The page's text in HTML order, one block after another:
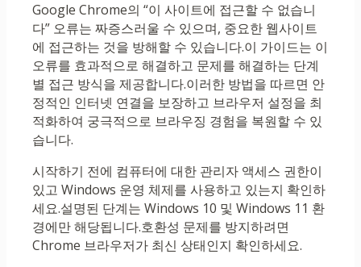
Google Chrome의 “이 사이트에 접근할 수 없습니
다” 오류는 짜증스러울 수 있으며, 중요한 웹사이트
에 접근하는 것을 방해할 수 있습니다.이 가이드는 이
오류를 효과적으로 해결하고 문제를 해결하는 단계
별 접근 방식을 제공합니다.이러한 방법을 따르면 안
정적인 인터넷 연결을 보장하고 브라우저 설정을 최
적화하여 궁극적으로 브라우징 경험을 복원할 수 있
습니다.
시작하기 전에 컴퓨터에 대한 관리자 액세스 권한이
있고 Windows 운영 체제를 사용하고 있는지 확인하
세요.설명된 단계는 Windows 10 및 Windows 11 환
경에만 해당됩니다.호환성 문제를 방지하려면
Chrome 브라우저가 최신 상태인지 확인하세요.